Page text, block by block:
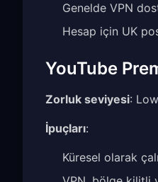
Genelde VPN
Hesap için UK
YouTube
Zorluk seviyesi: Low
İpuçları:
Küresel olarak